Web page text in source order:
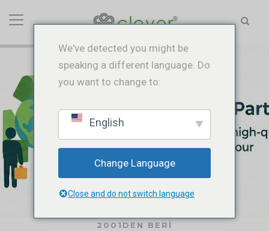
2001DEN BERI
We've detected you might be
speaking a different language. Do
you want to change to:
English
Change Language
Close and do not switch language